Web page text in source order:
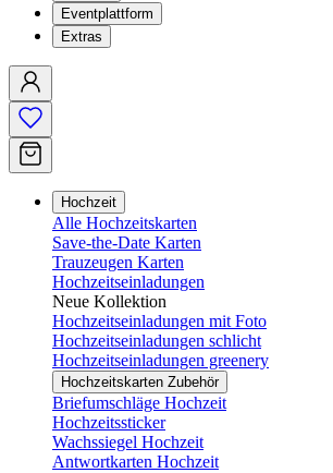
Eventplattform
Extras
Hochzeit
Alle Hochzeitskarten
Save-the-Date Karten
Trauzeugen Karten
Hochzeitseinladungen
Neue Kollektion
Hochzeitseinladungen mit Foto
Hochzeitseinladungen schlicht
Hochzeitseinladungen greenery
Hochzeitskarten Zubehör
Briefumschläge Hochzeit
Hochzeitssticker
Wachssiegel Hochzeit
Antwortkarten Hochzeit